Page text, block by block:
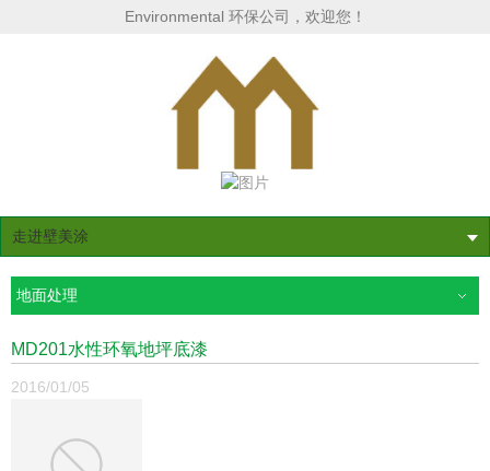
Environmental 环保公司，欢迎您！
走进壁美涂
地面处理
MD201水性环氧地坪底漆
2016/01/05